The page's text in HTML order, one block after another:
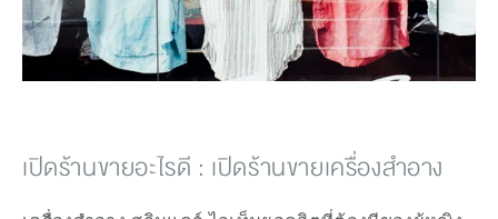
เปิดร้านขายอะไรดี : เปิดร้านขายเครื่องสำอาง